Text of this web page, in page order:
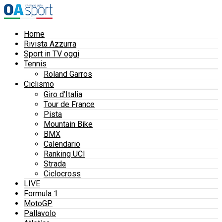
Home
Rivista Azzurra
Sport in TV oggi
Tennis
Roland Garros
Ciclismo
Giro d’Italia
Tour de France
Pista
Mountain Bike
BMX
Calendario
Ranking UCI
Strada
Ciclocross
LIVE
Formula 1
MotoGP
Pallavolo